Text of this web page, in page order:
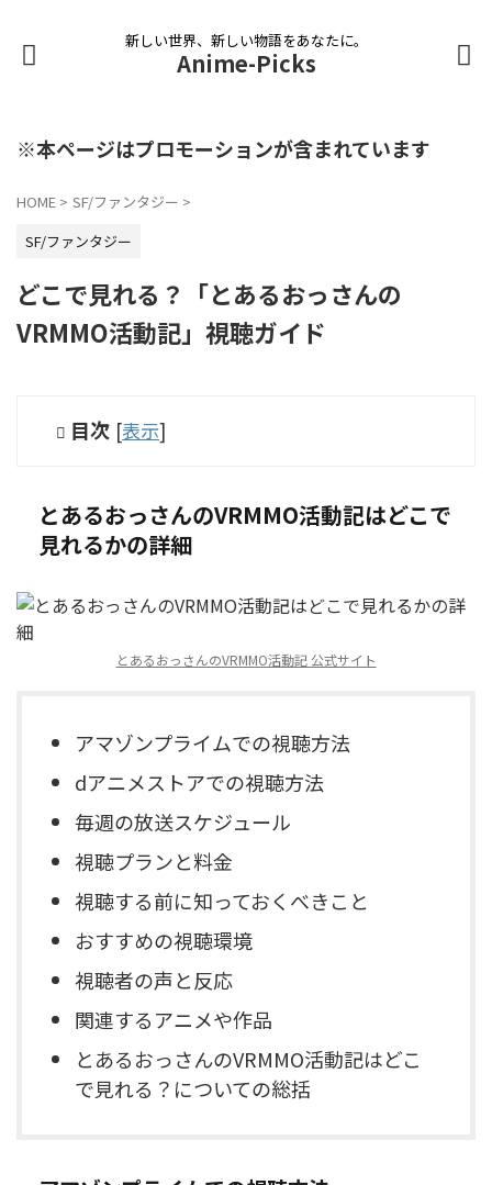
新しい世界、新しい物語をあなたに。
Anime-Picks
※本ページはプロモーションが含まれています
HOME > SF/ファンタジー >
SF/ファンタジー
どこで見れる？「とあるおっさんの
VRMMO活動記」視聴ガイド
目次 [表示]
とあるおっさんのVRMMO活動記はどこで
見れるかの詳細
とあるおっさんのVRMMO活動記 公式サイト
アマゾンプライムでの視聴方法
dアニメストアでの視聴方法
毎週の放送スケジュール
視聴プランと料金
視聴する前に知っておくべきこと
おすすめの視聴環境
視聴者の声と反応
関連するアニメや作品
とあるおっさんのVRMMO活動記はどこ
で見れる？についての総括